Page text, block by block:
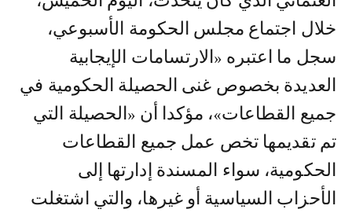
خلال اجتماع مجلس الحكومة الأسبوعي،
سجل ما اعتبره «الارتسامات الإيجابية
العديدة بخصوص غنى الحصيلة الحكومية في
جميع القطاعات»، مؤكدا أن «الحصيلة التي
تم تقديمها تخص عمل جميع القطاعات
الحكومية، سواء المسندة إدارتها إلى
الأحزاب السياسية أو غيرها، والتي اشتغلت